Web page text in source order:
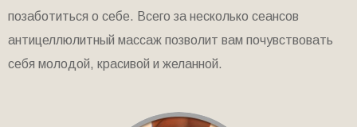
позаботиться о себе. Всего за несколько сеансов
антицеллюлитный массаж позволит вам почувствовать
себя молодой, красивой и желанной.